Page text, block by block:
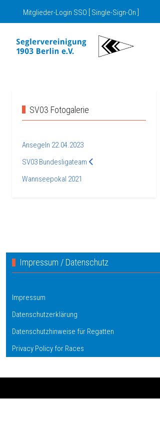
Mitglieder-Login SSO [ Single-Sign-On ]
SV03 Fotogalerie
Ansegeln 22.04.2023
SV03 Bundesligateam
Wannseepokal 2021
Impressum / Datenschutz
Impressum
Datenschutzerklärung
Datenschutzhinweise für Regatten
Privacy Policy for Races